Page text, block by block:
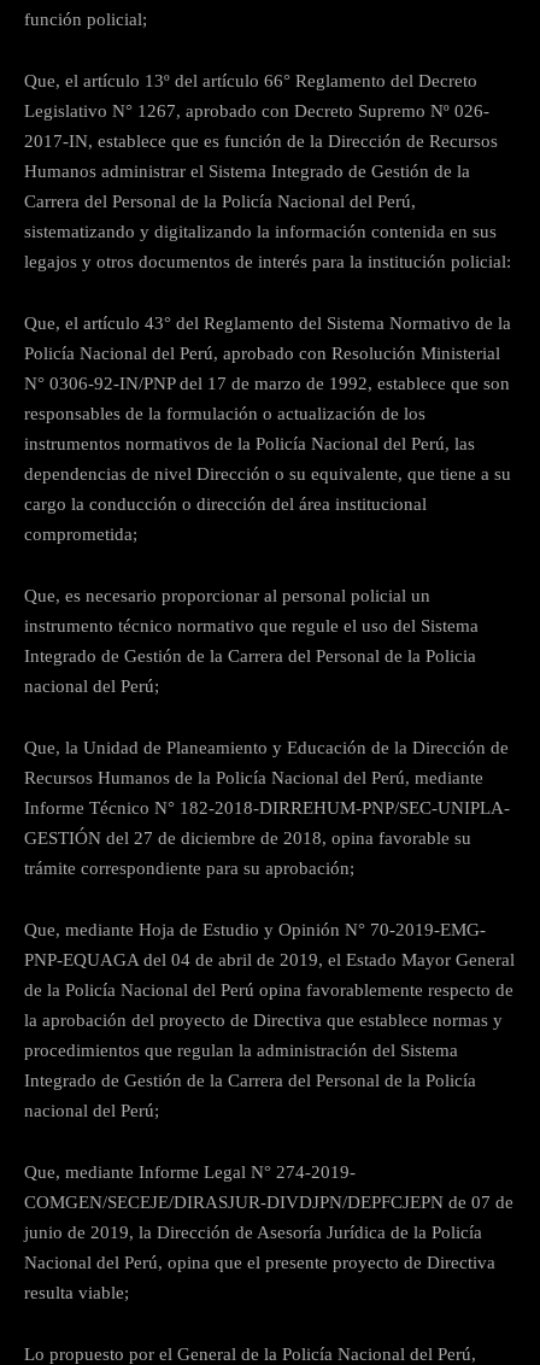
función policial;
Que, el artículo 13º del artículo 66° Reglamento del Decreto
Legislativo N° 1267, aprobado con Decreto Supremo Nº 026-
2017-IN, establece que es función de la Dirección de Recursos
Humanos administrar el Sistema Integrado de Gestión de la
Carrera del Personal de la Policía Nacional del Perú,
sistematizando y digitalizando la información contenida en sus
legajos y otros documentos de interés para la institución policial:
Que, el artículo 43° del Reglamento del Sistema Normativo de la
Policía Nacional del Perú, aprobado con Resolución Ministerial
N° 0306-92-IN/PNP del 17 de marzo de 1992, establece que son
responsables de la formulación o actualización de los
instrumentos normativos de la Policía Nacional del Perú, las
dependencias de nivel Dirección o su equivalente, que tiene a su
cargo la conducción o dirección del área institucional
comprometida;
Que, es necesario proporcionar al personal policial un
instrumento técnico normativo que regule el uso del Sistema
Integrado de Gestión de la Carrera del Personal de la Policia
nacional del Perú;
Que, la Unidad de Planeamiento y Educación de la Dirección de
Recursos Humanos de la Policía Nacional del Perú, mediante
Informe Técnico N° 182-2018-DIRREHUM-PNP/SEC-UNIPLA-
GESTIÓN del 27 de diciembre de 2018, opina favorable su
trámite correspondiente para su aprobación;
Que, mediante Hoja de Estudio y Opinión N° 70-2019-EMG-
PNP-EQUAGA del 04 de abril de 2019, el Estado Mayor General
de la Policía Nacional del Perú opina favorablemente respecto de
la aprobación del proyecto de Directiva que establece normas y
procedimientos que regulan la administración del Sistema
Integrado de Gestión de la Carrera del Personal de la Policía
nacional del Perú;
Que, mediante Informe Legal N° 274-2019-
COMGEN/SECEJE/DIRASJUR-DIVDJPN/DEPFCJEPN de 07 de
junio de 2019, la Dirección de Asesoría Jurídica de la Policía
Nacional del Perú, opina que el presente proyecto de Directiva
resulta viable;
Lo propuesto por el General de la Policía Nacional del Perú,